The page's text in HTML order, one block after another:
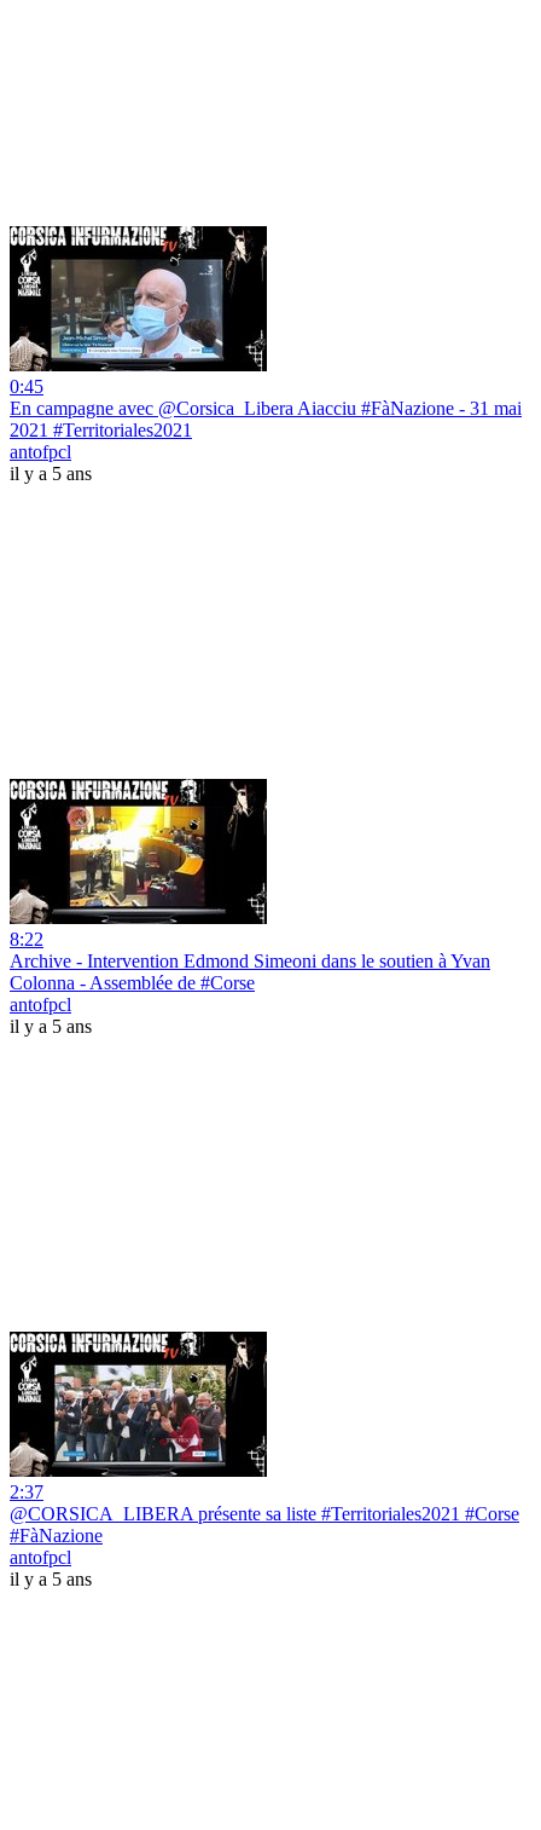
0:45
En campagne avec @Corsica_Libera Aiacciu #FàNazione - 31 mai
2021 #Territoriales2021
antofpcl
il y a 5 ans
8:22
Archive - Intervention Edmond Simeoni dans le soutien à Yvan
Colonna - Assemblée de #Corse
antofpcl
il y a 5 ans
2:37
@CORSICA_LIBERA présente sa liste #Territoriales2021 #Corse
#FàNazione
antofpcl
il y a 5 ans